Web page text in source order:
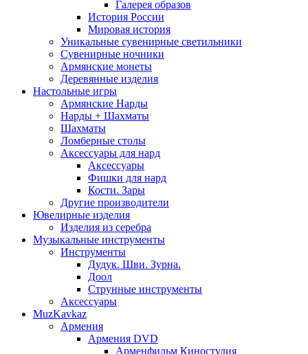
Галерея образов
История России
Мировая история
Уникальные сувенирные светильники
Сувенирные ночники
Армянские монеты
Деревянные изделия
Настольные игры
Армянские Нарды
Нарды + Шахматы
Шахматы
Ломберные столы
Аксессуары для нард
Аксессуары
Фишки для нард
Кости. Зары
Другие производители
Ювелирные изделия
Изделия из серебра
Музыкальные инструменты
Инструменты
Дудук. Шви. Зурна.
Доол
Струнные инструменты
Аксессуары
MuzKavkaz
Армения
Армения DVD
Арменфильм Киностудия